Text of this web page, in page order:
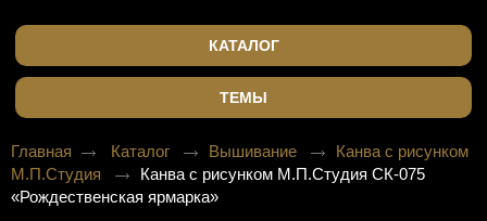
КАТАЛОГ
ТЕМЫ
Главная Каталог Вышивание
Канва с рисунком
М.П.Студия
Канва с рисунком М.П.Студия СК-075
«Рождественская ярмарка»